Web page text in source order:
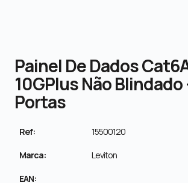
Painel De Dados
10GPlus Não Blindado
Portas
Ref: 15500120
Marca: Leviton
EAN: